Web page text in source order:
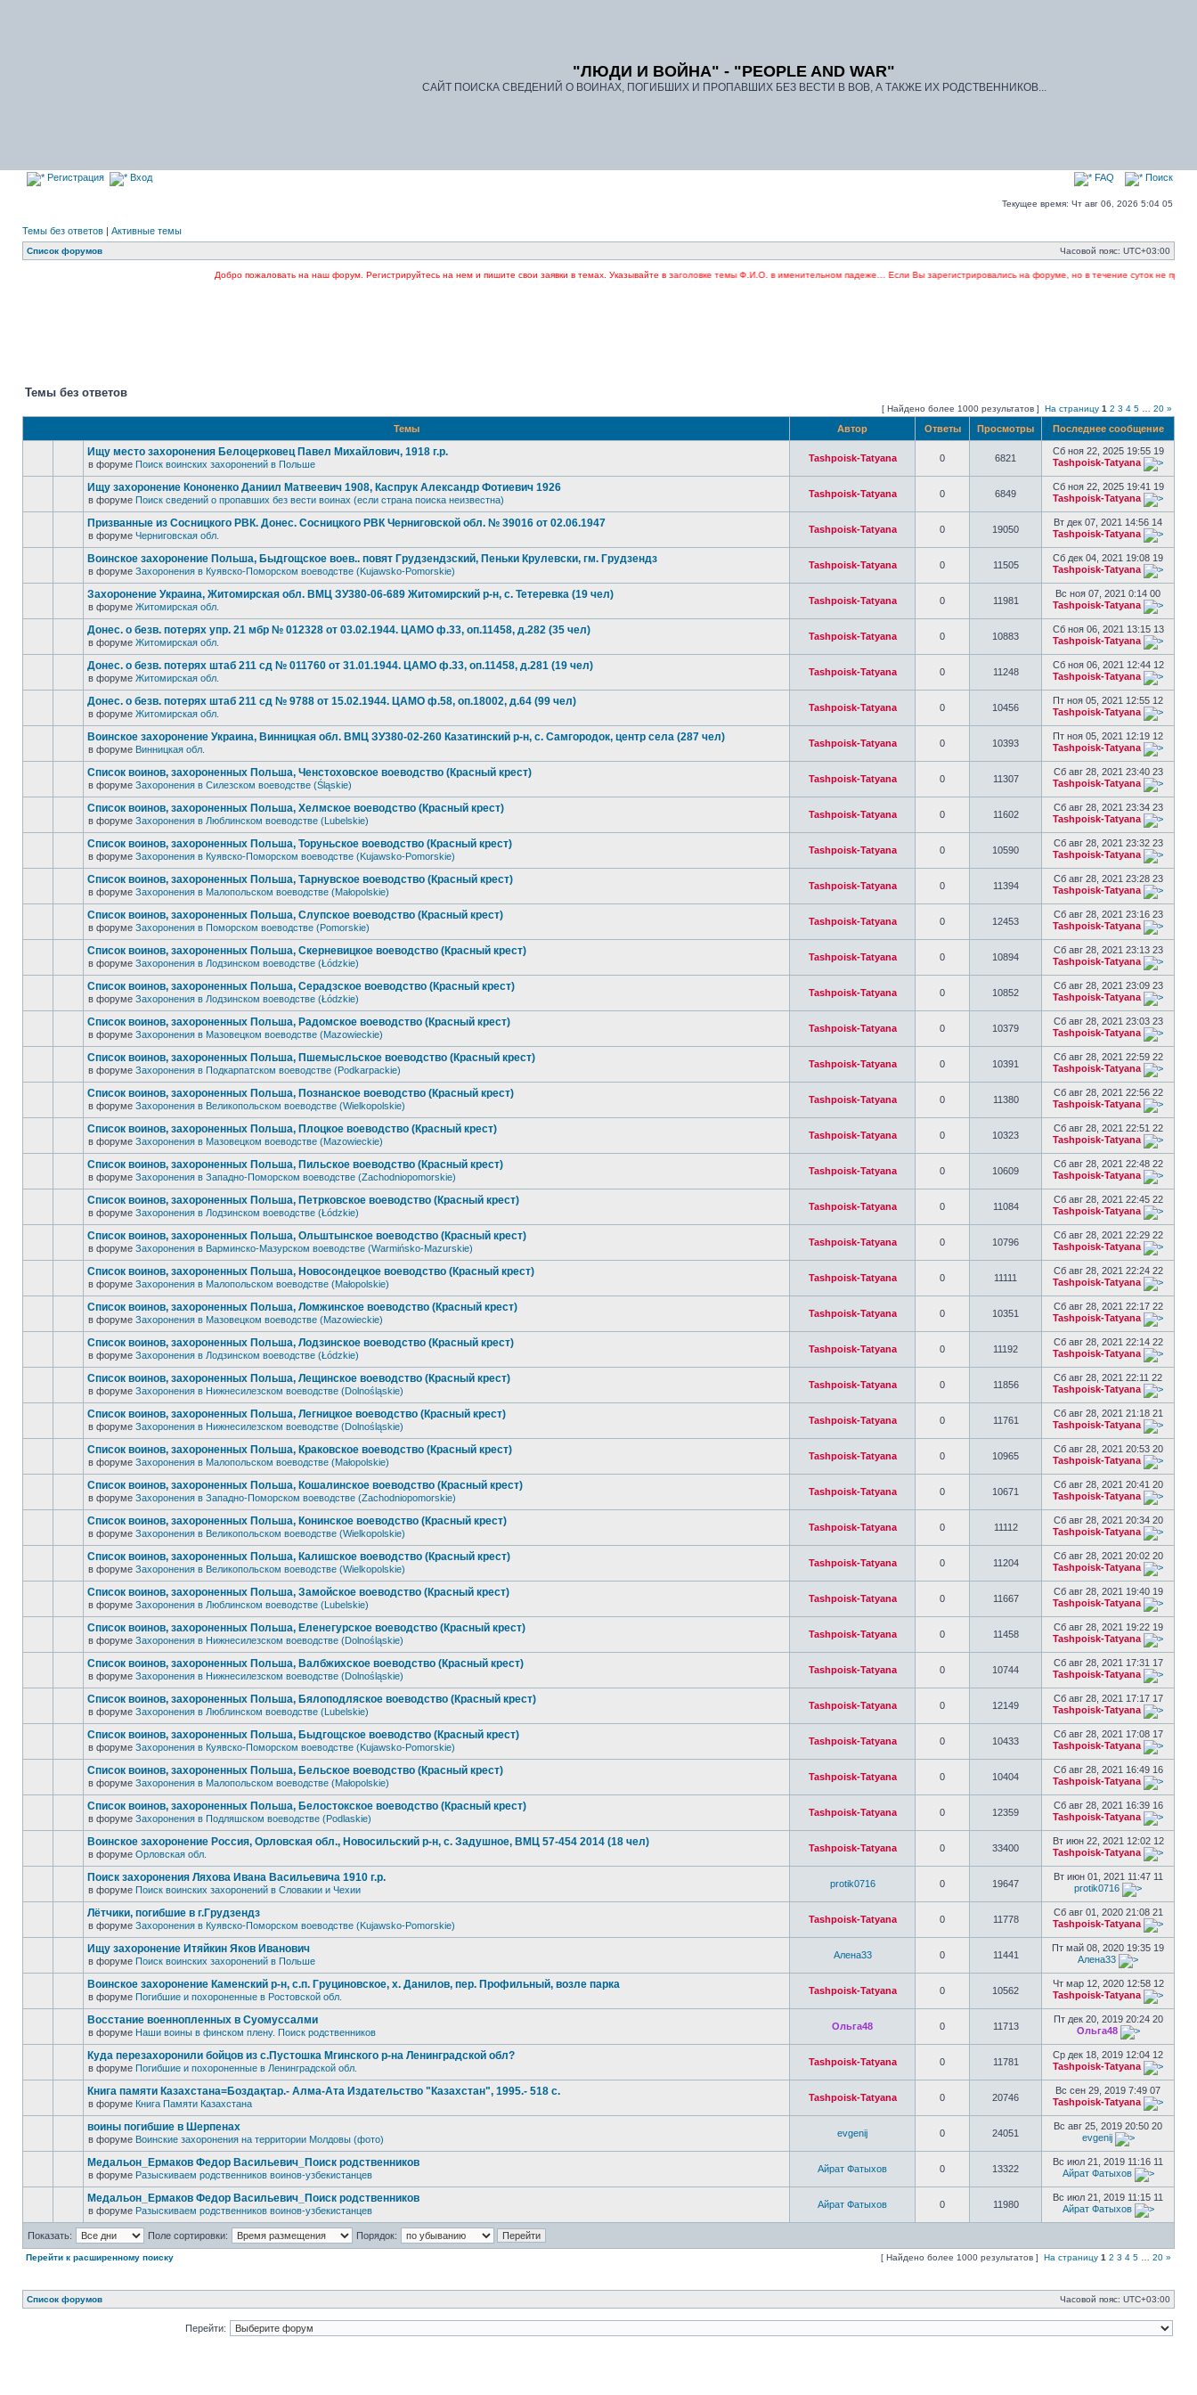
"ЛЮДИ И ВОЙНА" - "PEOPLE AND WAR"
САЙТ ПОИСКА СВЕДЕНИЙ О ВОИНАХ, ПОГИБШИХ И ПРОПАВШИХ БЕЗ ВЕСТИ В ВОВ, А ТАКЖЕ ИХ РОДСТВЕННИКОВ...
Регистрация Вход FAQ Поиск
Текущее время: Чт авг 06, 2026 5:04 05
Темы без ответов | Активные темы
Список форумов Часовой пояс: UTC+03:00
Добро пожаловать на наш форум. Регистрируйтесь на нем и пишите свои заявки в темах. Указывайте в заголовке темы Ф.И.О. в именительном падеже… Если Вы зарегистрировались на форуме, но в течение суток не произошла
Темы без ответов
[ Найдено более 1000 результатов ] На страницу 1 2 3 4 5 20 »
Темы Автор Ответы Просмотры Последнее сообщение
Ищу место захоронения Белоцерковец Павел Михайлович, 1918 г.р.
в форуме Поиск воинских захоронений в Польше
Tashpoisk-Tatyana 0 6821
Сб ноя 22, 2025 19:55 19
Tashpoisk-Tatyana
Ищу захоронение Кононенко Даниил Матвеевич 1908, Каспрук Александр Фотиевич 1926
в форуме Поиск сведений о пропавших без вести воинах (если страна поиска неизвестна)
Tashpoisk-Tatyana 0 6849
Сб ноя 22, 2025 19:41 19
Tashpoisk-Tatyana
Призванные из Сосницкого РВК. Донес. Сосницкого РВК Черниговской обл. № 39016 от 02.06.1947
в форуме Черниговская обл.
Tashpoisk-Tatyana 0 19050
Вт дек 07, 2021 14:56 14
Tashpoisk-Tatyana
Воинское захоронение Польша, Быдгощское воев.. повят Грудзендзский, Пеньки Крулевски, гм. Грудзендз
в форуме Захоронения в Куявско-Поморском воеводстве (Kujawsko-Pomorskie)
Tashpoisk-Tatyana 0 11505
Сб дек 04, 2021 19:08 19
Tashpoisk-Tatyana
Захоронение Украина, Житомирская обл. ВМЦ ЗУ380-06-689 Житомирский р-н, с. Тетеревка (19 чел)
в форуме Житомирская обл.
Tashpoisk-Tatyana 0 11981
Вс ноя 07, 2021 0:14 00
Tashpoisk-Tatyana
Донес. о безв. потерях упр. 21 мбр № 012328 от 03.02.1944. ЦАМО ф.33, оп.11458, д.282 (35 чел)
в форуме Житомирская обл.
Tashpoisk-Tatyana 0 10883
Сб ноя 06, 2021 13:15 13
Tashpoisk-Tatyana
Донес. о безв. потерях штаб 211 сд № 011760 от 31.01.1944. ЦАМО ф.33, оп.11458, д.281 (19 чел)
в форуме Житомирская обл.
Tashpoisk-Tatyana 0 11248
Сб ноя 06, 2021 12:44 12
Tashpoisk-Tatyana
Донес. о безв. потерях штаб 211 сд № 9788 от 15.02.1944. ЦАМО ф.58, оп.18002, д.64 (99 чел)
в форуме Житомирская обл.
Tashpoisk-Tatyana 0 10456
Пт ноя 05, 2021 12:55 12
Tashpoisk-Tatyana
Воинское захоронение Украина, Винницкая обл. ВМЦ ЗУ380-02-260 Казатинский р-н, с. Самгородок, центр села (287 чел)
в форуме Винницкая обл.
Tashpoisk-Tatyana 0 10393
Пт ноя 05, 2021 12:19 12
Tashpoisk-Tatyana
Список воинов, захороненных Польша, Ченстоховское воеводство (Красный крест)
в форуме Захоронения в Силезском воеводстве (Śląskie)
Tashpoisk-Tatyana 0 11307
Сб авг 28, 2021 23:40 23
Tashpoisk-Tatyana
Список воинов, захороненных Польша, Хелмское воеводство (Красный крест)
в форуме Захоронения в Люблинском воеводстве (Lubelskie)
Tashpoisk-Tatyana 0 11602
Сб авг 28, 2021 23:34 23
Tashpoisk-Tatyana
Список воинов, захороненных Польша, Торуньское воеводство (Красный крест)
в форуме Захоронения в Куявско-Поморском воеводстве (Kujawsko-Pomorskie)
Tashpoisk-Tatyana 0 10590
Сб авг 28, 2021 23:32 23
Tashpoisk-Tatyana
Список воинов, захороненных Польша, Тарнувское воеводство (Красный крест)
в форуме Захоронения в Малопольском воеводстве (Małopolskie)
Tashpoisk-Tatyana 0 11394
Сб авг 28, 2021 23:28 23
Tashpoisk-Tatyana
Список воинов, захороненных Польша, Слупское воеводство (Красный крест)
в форуме Захоронения в Поморском воеводстве (Pomorskie)
Tashpoisk-Tatyana 0 12453
Сб авг 28, 2021 23:16 23
Tashpoisk-Tatyana
Список воинов, захороненных Польша, Скерневицкое воеводство (Красный крест)
в форуме Захоронения в Лодзинском воеводстве (Łódzkie)
Tashpoisk-Tatyana 0 10894
Сб авг 28, 2021 23:13 23
Tashpoisk-Tatyana
Список воинов, захороненных Польша, Серадзское воеводство (Красный крест)
в форуме Захоронения в Лодзинском воеводстве (Łódzkie)
Tashpoisk-Tatyana 0 10852
Сб авг 28, 2021 23:09 23
Tashpoisk-Tatyana
Список воинов, захороненных Польша, Радомское воеводство (Красный крест)
в форуме Захоронения в Мазовецком воеводстве (Mazowieckie)
Tashpoisk-Tatyana 0 10379
Сб авг 28, 2021 23:03 23
Tashpoisk-Tatyana
Список воинов, захороненных Польша, Пшемысльское воеводство (Красный крест)
в форуме Захоронения в Подкарпатском воеводстве (Podkarpackie)
Tashpoisk-Tatyana 0 10391
Сб авг 28, 2021 22:59 22
Tashpoisk-Tatyana
Список воинов, захороненных Польша, Познанское воеводство (Красный крест)
в форуме Захоронения в Великопольском воеводстве (Wielkopolskie)
Tashpoisk-Tatyana 0 11380
Сб авг 28, 2021 22:56 22
Tashpoisk-Tatyana
Список воинов, захороненных Польша, Плоцкое воеводство (Красный крест)
в форуме Захоронения в Мазовецком воеводстве (Mazowieckie)
Tashpoisk-Tatyana 0 10323
Сб авг 28, 2021 22:51 22
Tashpoisk-Tatyana
Список воинов, захороненных Польша, Пильское воеводство (Красный крест)
в форуме Захоронения в Западно-Поморском воеводстве (Zachodniopomorskie)
Tashpoisk-Tatyana 0 10609
Сб авг 28, 2021 22:48 22
Tashpoisk-Tatyana
Список воинов, захороненных Польша, Петрковское воеводство (Красный крест)
в форуме Захоронения в Лодзинском воеводстве (Łódzkie)
Tashpoisk-Tatyana 0 11084
Сб авг 28, 2021 22:45 22
Tashpoisk-Tatyana
Список воинов, захороненных Польша, Ольштынское воеводство (Красный крест)
в форуме Захоронения в Варминско-Мазурском воеводстве (Warmińsko-Mazurskie)
Tashpoisk-Tatyana 0 10796
Сб авг 28, 2021 22:29 22
Tashpoisk-Tatyana
Список воинов, захороненных Польша, Новосондецкое воеводство (Красный крест)
в форуме Захоронения в Малопольском воеводстве (Małopolskie)
Tashpoisk-Tatyana 0 11111
Сб авг 28, 2021 22:24 22
Tashpoisk-Tatyana
Список воинов, захороненных Польша, Ломжинское воеводство (Красный крест)
в форуме Захоронения в Мазовецком воеводстве (Mazowieckie)
Tashpoisk-Tatyana 0 10351
Сб авг 28, 2021 22:17 22
Tashpoisk-Tatyana
Список воинов, захороненных Польша, Лодзинское воеводство (Красный крест)
в форуме Захоронения в Лодзинском воеводстве (Łódzkie)
Tashpoisk-Tatyana 0 11192
Сб авг 28, 2021 22:14 22
Tashpoisk-Tatyana
Список воинов, захороненных Польша, Лещинское воеводство (Красный крест)
в форуме Захоронения в Нижнесилезском воеводстве (Dolnośląskie)
Tashpoisk-Tatyana 0 11856
Сб авг 28, 2021 22:11 22
Tashpoisk-Tatyana
Список воинов, захороненных Польша, Легницкое воеводство (Красный крест)
в форуме Захоронения в Нижнесилезском воеводстве (Dolnośląskie)
Tashpoisk-Tatyana 0 11761
Сб авг 28, 2021 21:18 21
Tashpoisk-Tatyana
Список воинов, захороненных Польша, Краковское воеводство (Красный крест)
в форуме Захоронения в Малопольском воеводстве (Małopolskie)
Tashpoisk-Tatyana 0 10965
Сб авг 28, 2021 20:53 20
Tashpoisk-Tatyana
Список воинов, захороненных Польша, Кошалинское воеводство (Красный крест)
в форуме Захоронения в Западно-Поморском воеводстве (Zachodniopomorskie)
Tashpoisk-Tatyana 0 10671
Сб авг 28, 2021 20:41 20
Tashpoisk-Tatyana
Список воинов, захороненных Польша, Конинское воеводство (Красный крест)
в форуме Захоронения в Великопольском воеводстве (Wielkopolskie)
Tashpoisk-Tatyana 0 11112
Сб авг 28, 2021 20:34 20
Tashpoisk-Tatyana
Список воинов, захороненных Польша, Калишское воеводство (Красный крест)
в форуме Захоронения в Великопольском воеводстве (Wielkopolskie)
Tashpoisk-Tatyana 0 11204
Сб авг 28, 2021 20:02 20
Tashpoisk-Tatyana
Список воинов, захороненных Польша, Замойское воеводство (Красный крест)
в форуме Захоронения в Люблинском воеводстве (Lubelskie)
Tashpoisk-Tatyana 0 11667
Сб авг 28, 2021 19:40 19
Tashpoisk-Tatyana
Список воинов, захороненных Польша, Еленегурское воеводство (Красный крест)
в форуме Захоронения в Нижнесилезском воеводстве (Dolnośląskie)
Tashpoisk-Tatyana 0 11458
Сб авг 28, 2021 19:22 19
Tashpoisk-Tatyana
Список воинов, захороненных Польша, Валбжихское воеводство (Красный крест)
в форуме Захоронения в Нижнесилезском воеводстве (Dolnośląskie)
Tashpoisk-Tatyana 0 10744
Сб авг 28, 2021 17:31 17
Tashpoisk-Tatyana
Список воинов, захороненных Польша, Бялоподляское воеводство (Красный крест)
в форуме Захоронения в Люблинском воеводстве (Lubelskie)
Tashpoisk-Tatyana 0 12149
Сб авг 28, 2021 17:17 17
Tashpoisk-Tatyana
Список воинов, захороненных Польша, Быдгощское воеводство (Красный крест)
в форуме Захоронения в Куявско-Поморском воеводстве (Kujawsko-Pomorskie)
Tashpoisk-Tatyana 0 10433
Сб авг 28, 2021 17:08 17
Tashpoisk-Tatyana
Список воинов, захороненных Польша, Бельское воеводство (Красный крест)
в форуме Захоронения в Малопольском воеводстве (Małopolskie)
Tashpoisk-Tatyana 0 10404
Сб авг 28, 2021 16:49 16
Tashpoisk-Tatyana
Список воинов, захороненных Польша, Белостокское воеводство (Красный крест)
в форуме Захоронения в Подляшском воеводстве (Podlaskie)
Tashpoisk-Tatyana 0 12359
Сб авг 28, 2021 16:39 16
Tashpoisk-Tatyana
Воинское захоронение Россия, Орловская обл., Новосильский р-н, с. Задушное, ВМЦ 57-454 2014 (18 чел)
в форуме Орловская обл.
Tashpoisk-Tatyana 0 33400
Вт июн 22, 2021 12:02 12
Tashpoisk-Tatyana
Поиск захоронения Ляхова Ивана Васильевича 1910 г.р.
в форуме Поиск воинских захоронений в Словакии и Чехии
protik0716 0 19647
Вт июн 01, 2021 11:47 11
protik0716
Лётчики, погибшие в г.Грудзендз
в форуме Захоронения в Куявско-Поморском воеводстве (Kujawsko-Pomorskie)
Tashpoisk-Tatyana 0 11778
Сб авг 01, 2020 21:08 21
Tashpoisk-Tatyana
Ищу захоронение Итяйкин Яков Иванович
в форуме Поиск воинских захоронений в Польше
Алена33 0 11441
Пт май 08, 2020 19:35 19
Алена33
Воинское захоронение Каменский р-н, с.п. Груциновское, х. Данилов, пер. Профильный, возле парка
в форуме Погибшие и похороненные в Ростовской обл.
Tashpoisk-Tatyana 0 10562
Чт мар 12, 2020 12:58 12
Tashpoisk-Tatyana
Восстание военнопленных в Суомуссалми
в форуме Наши воины в финском плену. Поиск родственников
Ольга48 0 11713
Пт дек 20, 2019 20:24 20
Ольга48
Куда перезахоронили бойцов из с.Пустошка Мгинского р-на Ленинградской обл?
в форуме Погибшие и похороненные в Ленинградской обл.
Tashpoisk-Tatyana 0 11781
Ср дек 18, 2019 12:04 12
Tashpoisk-Tatyana
Книга памяти Казахстана=Боздақтар.- Алма-Ата Издательство "Казахстан", 1995.- 518 с.
в форуме Книга Памяти Казахстана
Tashpoisk-Tatyana 0 20746
Вс сен 29, 2019 7:49 07
Tashpoisk-Tatyana
воины погибшие в Шерпенах
в форуме Воинские захоронения на территории Молдовы (фото)
evgenij 0 24051
Вс авг 25, 2019 20:50 20
evgenij
Медальон_Ермаков Федор Васильевич_Поиск родственников
в форуме Разыскиваем родственников воинов-узбекистанцев
Айрат Фатыхов 0 13322
Вс июл 21, 2019 11:16 11
Айрат Фатыхов
Медальон_Ермаков Федор Васильевич_Поиск родственников
в форуме Разыскиваем родственников воинов-узбекистанцев
Айрат Фатыхов 0 11980
Вс июл 21, 2019 11:15 11
Айрат Фатыхов
Показать: Поле сортировки: Порядок:
Перейти к расширенному поиску [ Найдено более 1000 результатов ] На страницу 1 2 3 4 5 20 »
Список форумов Часовой пояс: UTC+03:00
Перейти: